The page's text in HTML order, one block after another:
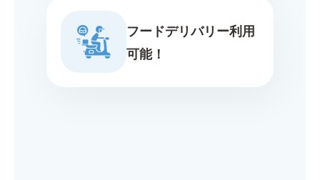
フードデリバリー利用
可能！